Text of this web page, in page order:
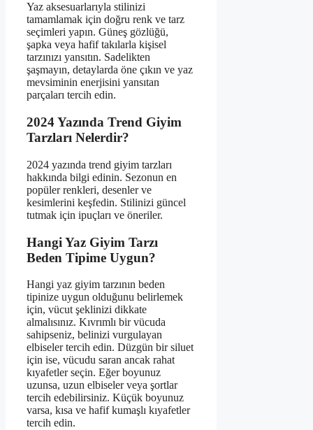
Yaz aksesuarlarıyla stilinizi
tamamlamak için doğru renk ve tarz
seçimleri yapın. Güneş gözlüğü,
şapka veya hafif takılarla kişisel
tarzınızı yansıtın. Sadelikten
şaşmayın, detaylarda öne çıkın ve yaz
mevsiminin enerjisini yansıtan
parçaları tercih edin.
2024 Yazında Trend Giyim
Tarzları Nelerdir?
2024 yazında trend giyim tarzları
hakkında bilgi edinin. Sezonun en
popüler renkleri, desenler ve
kesimlerini keşfedin. Stilinizi güncel
tutmak için ipuçları ve öneriler.
Hangi Yaz Giyim Tarzı
Beden Tipime Uygun?
Hangi yaz giyim tarzının beden
tipinize uygun olduğunu belirlemek
için, vücut şeklinizi dikkate
almalısınız. Kıvrımlı bir vücuda
sahipseniz, belinizi vurgulayan
elbiseler tercih edin. Düzgün bir siluet
için ise, vücudu saran ancak rahat
kıyafetler seçin. Eğer boyunuz
uzunsa, uzun elbiseler veya şortlar
tercih edebilirsiniz. Küçük boyunuz
varsa, kısa ve hafif kumaşlı kıyafetler
tercih edin.